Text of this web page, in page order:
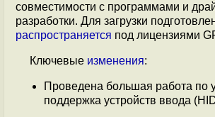
совместимости с программами и
разработки. Для загрузки
распространяется под лицензиями
Ключевые изменения:
Проведена большая работа по
поддержка устройств ввода